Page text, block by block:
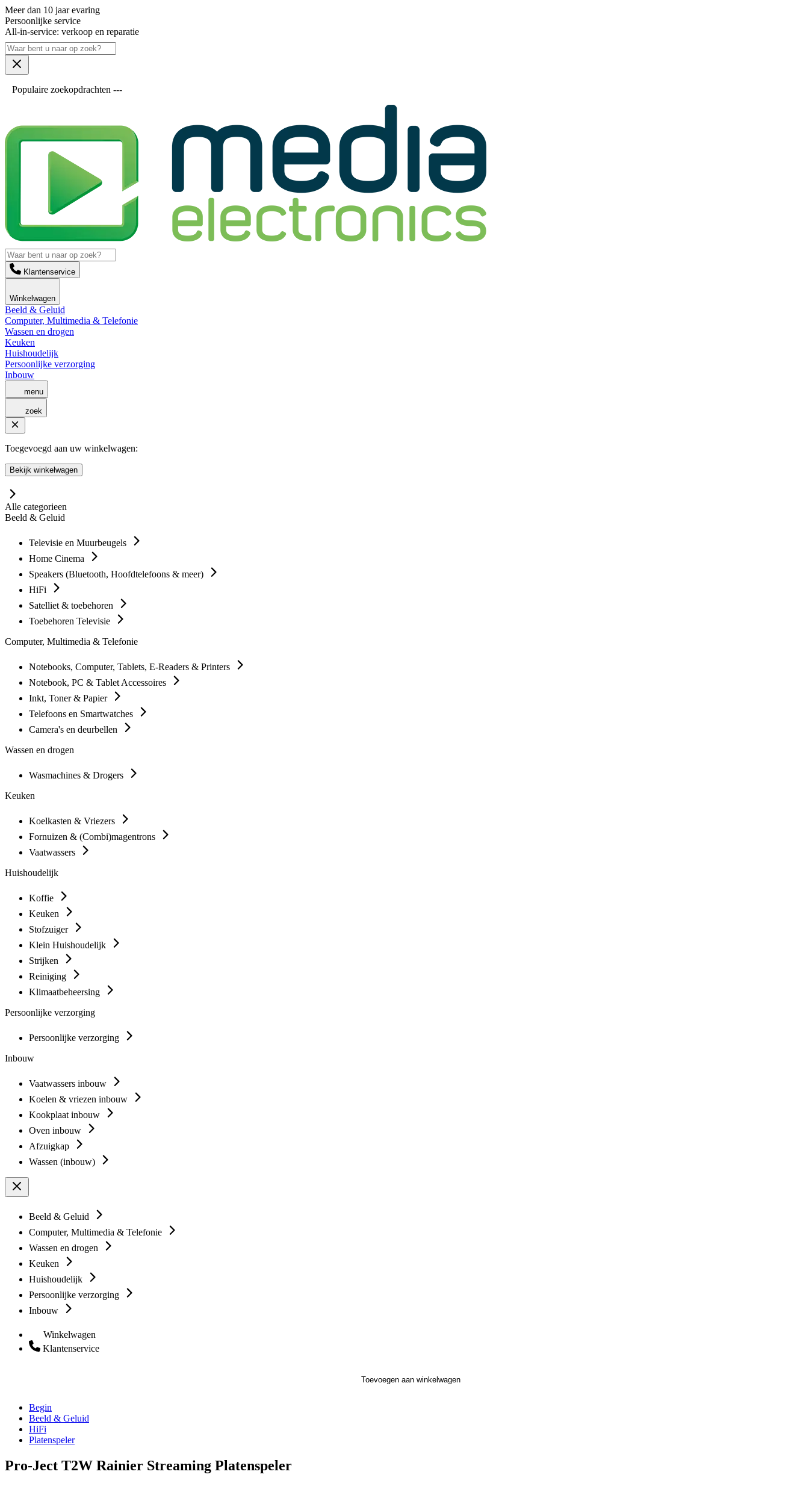
Meer dan 10 jaar evaring
Persoonlijke service
All-in-service: verkoop en reparatie
Populaire zoekopdrachten ---
Klantenservice
Winkelwagen
Beeld & Geluid
Computer, Multimedia & Telefonie
Wassen en drogen
Keuken
Huishoudelijk
Persoonlijke verzorging
Inbouw
menu
zoek
Toegevoegd aan uw winkelwagen:
Bekijk winkelwagen
Alle categorieen
Beeld & Geluid
Televisie en Muurbeugels
Home Cinema
Speakers (Bluetooth, Hoofdtelefoons & meer)
HiFi
Satelliet & toebehoren
Toebehoren Televisie
Computer, Multimedia & Telefonie
Notebooks, Computer, Tablets, E-Readers & Printers
Notebook, PC & Tablet Accessoires
Inkt, Toner & Papier
Telefoons en Smartwatches
Camera's en deurbellen
Wassen en drogen
Wasmachines & Drogers
Keuken
Koelkasten & Vriezers
Fornuizen & (Combi)magentrons
Vaatwassers
Huishoudelijk
Koffie
Keuken
Stofzuiger
Klein Huishoudelijk
Strijken
Reiniging
Klimaatbeheersing
Persoonlijke verzorging
Persoonlijke verzorging
Inbouw
Vaatwassers inbouw
Koelen & vriezen inbouw
Kookplaat inbouw
Oven inbouw
Afzuigkap
Wassen (inbouw)
Beeld & Geluid
Computer, Multimedia & Telefonie
Wassen en drogen
Keuken
Huishoudelijk
Persoonlijke verzorging
Inbouw
Winkelwagen
Klantenservice
Toevoegen aan winkelwagen
Begin
Beeld & Geluid
HiFi
Platenspeler
Pro-Ject T2W Rainier Streaming Platenspeler